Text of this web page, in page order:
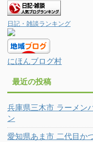
日記・雑談ランキング
にほんブログ村
最近の投稿
兵庫県三木市 ラーメン
ン
愛知県あま市 二代目か